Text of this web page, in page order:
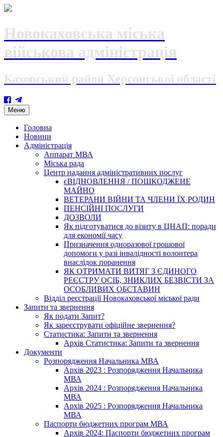
Новокаховська міська
військова адміністрація
Каховський район Херсонської області
Меню Skip
to
content
Головна
Новини
Адміністрація
Аппарат МВА
Міська рада
Центр надання адміністративних послуг
єВІДНОВЛЕННЯ / ПОШКОДЖЕНЕ
МАЙНО
ВЕТЕРАНИ ВІЙНИ ТА ЧЛЕНИ ЇХ РОДИН
ПЕНСІЙНІ ПОСЛУГИ
ДОЗВОЛИ
Як підготуватися до візиту в ЦНАП: поради
для економії часу
Призначення одноразової грошової
допомоги у разі інвалідності волонтера
внаслідок поранення
ЯК ОТРИМАТИ ВИТЯГ З ЄДИНОГО
РЕЄСТРУ ОСІБ, ЗНИКЛИХ БЕЗВІСТИ ЗА
ОСОБЛИВИХ ОБСТАВИН
Відділ реєстрації Новокаховської міської ради
Запити та звернення
Як подати Запит?
Як зареєструвати офіційне звернення?
Статистика: Запити та звернення
Архів Статистика: Запити та звернення
Документи
Розпорядження Начальника МВА
Архів 2023 : Розпорядження Начальника
МВА
Архів 2024 : Розпорядження Начальника
МВА
Архів 2025 : Розпорядження Начальника
МВА
Паспорти бюджетних програм МВА
Архів 2024: Паспорти бюджетних програм